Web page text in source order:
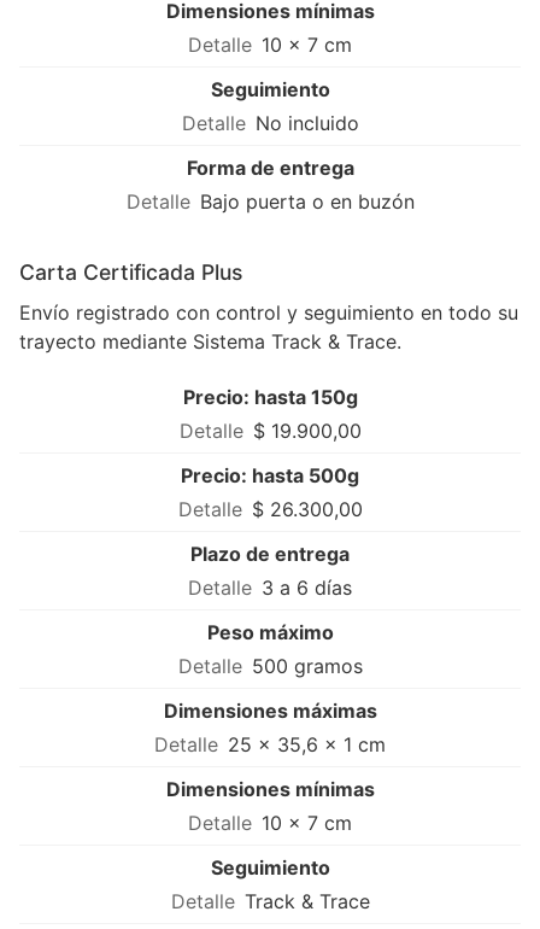
Dimensiones mínimas
10 × 7 cm
Seguimiento
No incluido
Forma de entrega
Bajo puerta o en buzón
Carta Certificada Plus
Envío registrado con control y seguimiento en todo su
trayecto mediante Sistema Track & Trace.
Precio: hasta 150g
$ 19.900,00
Precio: hasta 500g
$ 26.300,00
Plazo de entrega
3 a 6 días
Peso máximo
500 gramos
Dimensiones máximas
25 × 35,6 × 1 cm
Dimensiones mínimas
10 × 7 cm
Seguimiento
Track & Trace